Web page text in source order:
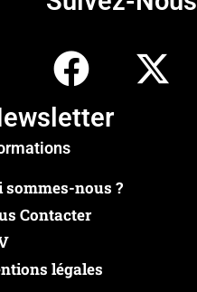
sommes-nous ?
Contacter
légales